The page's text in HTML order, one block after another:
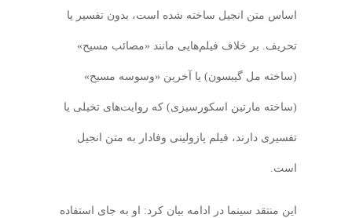
اساس متن انجیل ساخته شده است، بدون تفسیر یا
تحریف. بر خلاف فیلم‌هایی مانند «مصائب مسیح»
(ساخته مل گیبسون) یا آخرین «وسوسه مسیح»
(ساخته مارتین اسکورسیزی) که روایت‌های تخیلی یا
تفسیری دارند، فیلم پازولینی وفادار به متن انجیل
است.
این منتقد سینما در ادامه بیان کرد: او به جای استفاده